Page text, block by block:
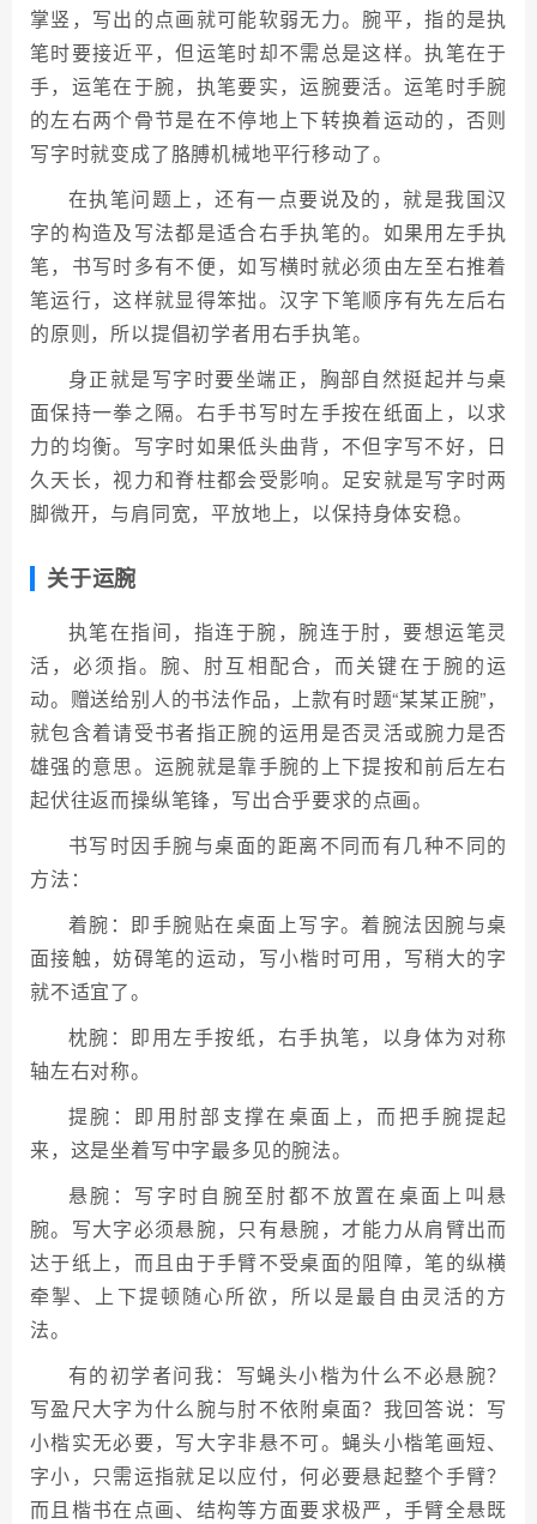
掌竖，写出的点画就可能软弱无力。腕平，指的是执
笔时要接近平，但运笔时却不需总是这样。执笔在于
手，运笔在于腕，执笔要实，运腕要活。运笔时手腕
的左右两个骨节是在不停地上下转换着运动的，否则
写字时就变成了胳膊机械地平行移动了。
在执笔问题上，还有一点要说及的，就是我国汉
字的构造及写法都是适合右手执笔的。如果用左手执
笔，书写时多有不便，如写横时就必须由左至右推着
笔运行，这样就显得笨拙。汉字下笔顺序有先左后右
的原则，所以提倡初学者用右手执笔。
身正就是写字时要坐端正，胸部自然挺起并与桌
面保持一拳之隔。右手书写时左手按在纸面上，以求
力的均衡。写字时如果低头曲背，不但字写不好，日
久天长，视力和脊柱都会受影响。足安就是写字时两
脚微开，与肩同宽，平放地上，以保持身体安稳。
关于运腕
执笔在指间，指连于腕，腕连于肘，要想运笔灵
活，必须指。腕、肘互相配合，而关键在于腕的运
动。赠送给别人的书法作品，上款有时题“某某正腕”，
就包含着请受书者指正腕的运用是否灵活或腕力是否
雄强的意思。运腕就是靠手腕的上下提按和前后左右
起伏往返而操纵笔锋，写出合乎要求的点画。
书写时因手腕与桌面的距离不同而有几种不同的
方法：
着腕：即手腕贴在桌面上写字。着腕法因腕与桌
面接触，妨碍笔的运动，写小楷时可用，写稍大的字
就不适宜了。
枕腕：即用左手按纸，右手执笔，以身体为对称
轴左右对称。
提腕：即用肘部支撑在桌面上，而把手腕提起
来，这是坐着写中字最多见的腕法。
悬腕：写字时自腕至肘都不放置在桌面上叫悬
腕。写大字必须悬腕，只有悬腕，才能力从肩臂出而
达于纸上，而且由于手臂不受桌面的阻障，笔的纵横
牵掣、上下提顿随心所欲，所以是最自由灵活的方
法。
有的初学者问我：写蝇头小楷为什么不必悬腕？
写盈尺大字为什么腕与肘不依附桌面？我回答说：写
小楷实无必要，写大字非悬不可。蝇头小楷笔画短、
字小，只需运指就足以应付，何必要悬起整个手臂？
而且楷书在点画、结构等方面要求极严，手臂全悬既